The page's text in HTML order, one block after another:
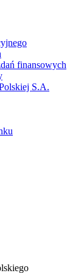
finansowych
S.A.